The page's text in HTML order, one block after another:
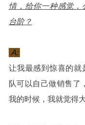
情，给你一种感觉，
台阶？
A:
让我最感到惊喜的就
队可以自己做销售了
我的时候，我就觉得